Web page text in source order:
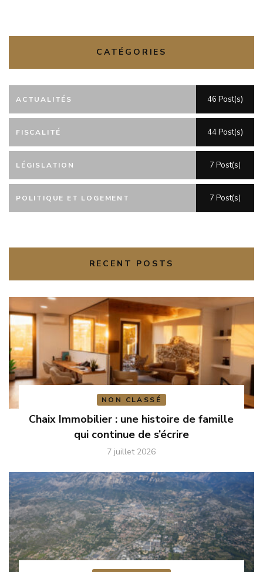
CATÉGORIES
ACTUALITÉS 46 Post(s)
FISCALITÉ 44 Post(s)
LÉGISLATION 7 Post(s)
POLITIQUE ET LOGEMENT 7 Post(s)
RECENT POSTS
NON CLASSÉ
Chaix Immobilier : une histoire de famille
qui continue de s’écrire
7 juillet 2026